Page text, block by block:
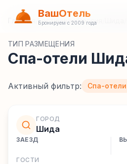
ВашОтель
Бронируем с 2009 года
Главная Гостиницы/Россия
ТИП РАЗМЕЩЕНИЯ
Спа-отели
Активный фильтр: Спа-отели
ГОРОД
Шида
ЗАЕЗД
ГОСТИ